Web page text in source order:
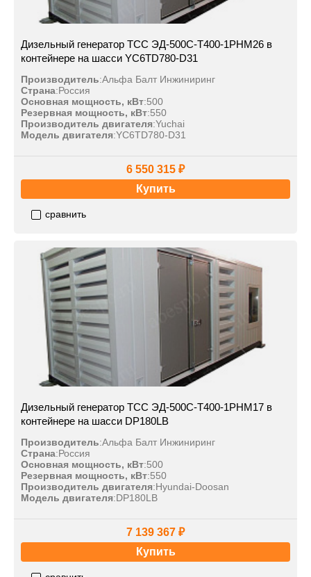
Дизельный генератор ТСС ЭД-500С-Т400-1РНМ26 в
контейнере на шасси YC6TD780-D31
Производитель:Альфа Балт Инжиниринг
Страна:Россия
Основная мощность, кВт:500
Резервная мощность, кВт:550
Производитель двигателя:Yuchai
Модель двигателя:YC6TD780-D31
6 550 315 ₽
Купить
сравнить
Дизельный генератор ТСС ЭД-500С-Т400-1РНМ17 в
контейнере на шасси DP180LB
Производитель:Альфа Балт Инжиниринг
Страна:Россия
Основная мощность, кВт:500
Резервная мощность, кВт:550
Производитель двигателя:Hyundai-Doosan
Модель двигателя:DP180LB
7 139 367 ₽
Купить